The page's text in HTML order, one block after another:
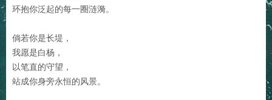
环抱你泛起的每一圈涟漪。
倘若你是长堤，
我愿是白杨，
以笔直的守望，
站成你身旁永恒的风景。